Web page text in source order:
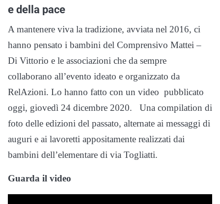
e della pace
A mantenere viva la tradizione, avviata nel 2016, ci
hanno pensato i bambini del Comprensivo Mattei –
Di Vittorio e le associazioni che da sempre
collaborano all’evento ideato e organizzato da
RelAzioni. Lo hanno fatto con un video pubblicato
oggi, giovedì 24 dicembre 2020. Una compilation di
foto delle edizioni del passato, alternate ai messaggi di
auguri e ai lavoretti appositamente realizzati dai
bambini dell’elementare di via Togliatti.
Guarda il video